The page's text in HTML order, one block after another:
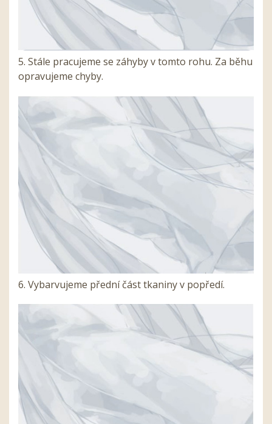
5. Stále pracujeme se záhyby v tomto rohu. Za běhu
opravujeme chyby.
6. Vybarvujeme přední část tkaniny v popředí.